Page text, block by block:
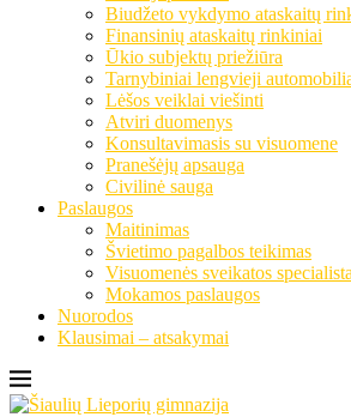
Biudžeto vykdymo ataskaitų
Finansinių ataskaitų rinkiniai
Ūkio subjektų priežiūra
Tarnybiniai lengvieji
Lėšos veiklai viešinti
Atviri duomenys
Konsultavimasis su visuomene
Pranešėjų apsauga
Civilinė sauga
Paslaugos
Maitinimas
Švietimo pagalbos teikimas
Visuomenės sveikatos
Mokamos paslaugos
Nuorodos
Klausimai – atsakymai